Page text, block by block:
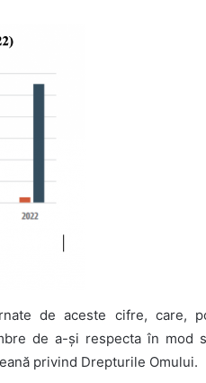
de aceste cifre, care,
de a-și respecta în mod
privind Drepturile Omului.